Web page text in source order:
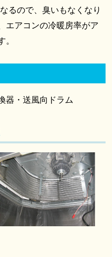
るので、臭いもなくなり
エアコンの冷暖房率がア
。
器・送風向ドラム